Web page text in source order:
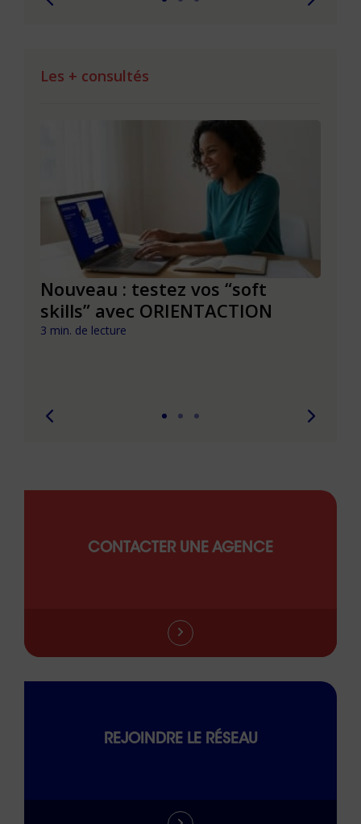
Les + consultés
Nouveau : testez vos “soft
skills” avec ORIENTACTION
3 min. de lecture
CONTACTER UNE AGENCE
REJOINDRE LE RÉSEAU